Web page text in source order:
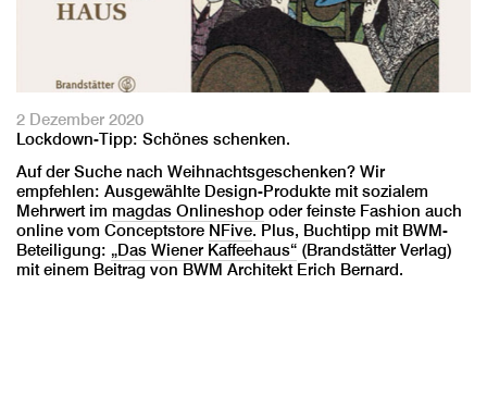
2 Dezember 2020
Lockdown-Tipp: Schönes schenken.
Auf der Suche nach Weihnachtsgeschenken? Wir
empfehlen: Ausgewählte Design-Produkte mit sozialem
Mehrwert im magdas Onlineshop oder feinste Fashion auch
online vom Conceptstore NFive. Plus, Buchtipp mit BWM-
Beteiligung: „Das Wiener Kaffeehaus“ (Brandstätter Verlag)
mit einem Beitrag von BWM Architekt Erich Bernard.